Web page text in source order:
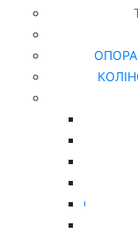
СІТКА